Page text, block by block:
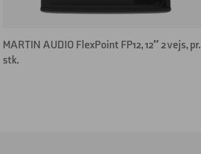
MARTIN AUDIO FlexPoint FP12, 12″ 2 vejs, pr.
stk.